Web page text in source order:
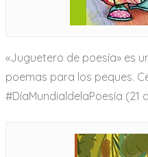
«Juguetero de poesía» es
poemas para los peques.
#DíaMundialdelaPoesía (21